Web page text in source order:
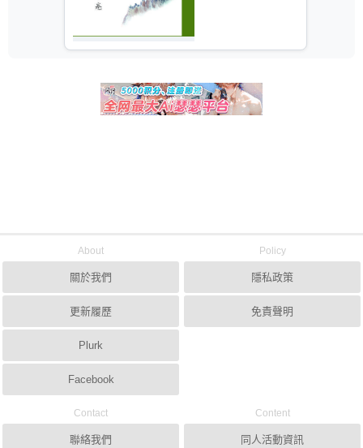
About
關於我們
更新履歷
Plurk
Facebook
Policy
隱私政策
免責聲明
Contact
聯絡我們
Content
同人活動資訊